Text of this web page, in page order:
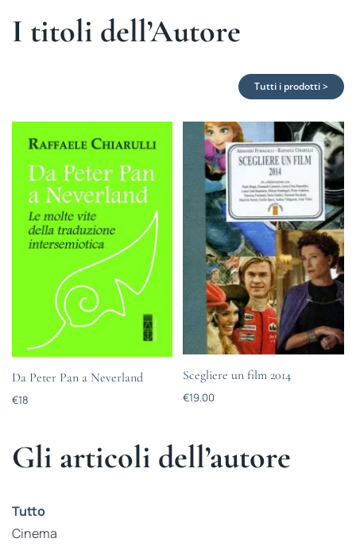
I titoli dell’Autore
Tutti i prodotti >
Da Peter Pan a Neverland
€18
Scegliere un film 2014
€19.00
Gli articoli dell’autore
Tutto
Cinema